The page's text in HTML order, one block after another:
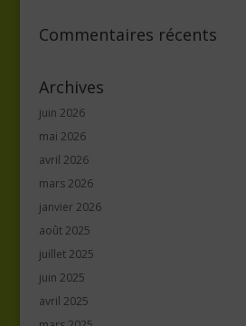
Commentaires récents
Archives
juin 2026
mai 2026
avril 2026
mars 2026
janvier 2026
août 2025
juillet 2025
juin 2025
avril 2025